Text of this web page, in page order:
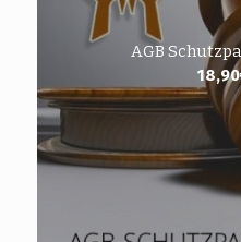
AGB
18,90